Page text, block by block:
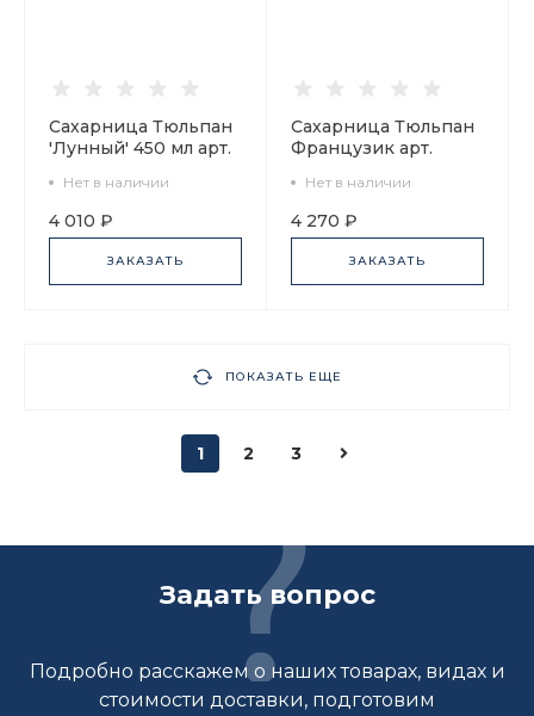
Сахарница Тюльпан
'Лунный' 450 мл арт.
Нет в наличии
4 010 ₽
ЗАКАЗАТЬ
Сахарница Тюльпан
Французик арт.
Нет в наличии
4 270 ₽
ЗАКАЗАТЬ
ПОКАЗАТЬ ЕЩЕ
1 2 3
Задать вопрос
Подробно расскажем о наших товарах, видах и
стоимости доставки, подготовим